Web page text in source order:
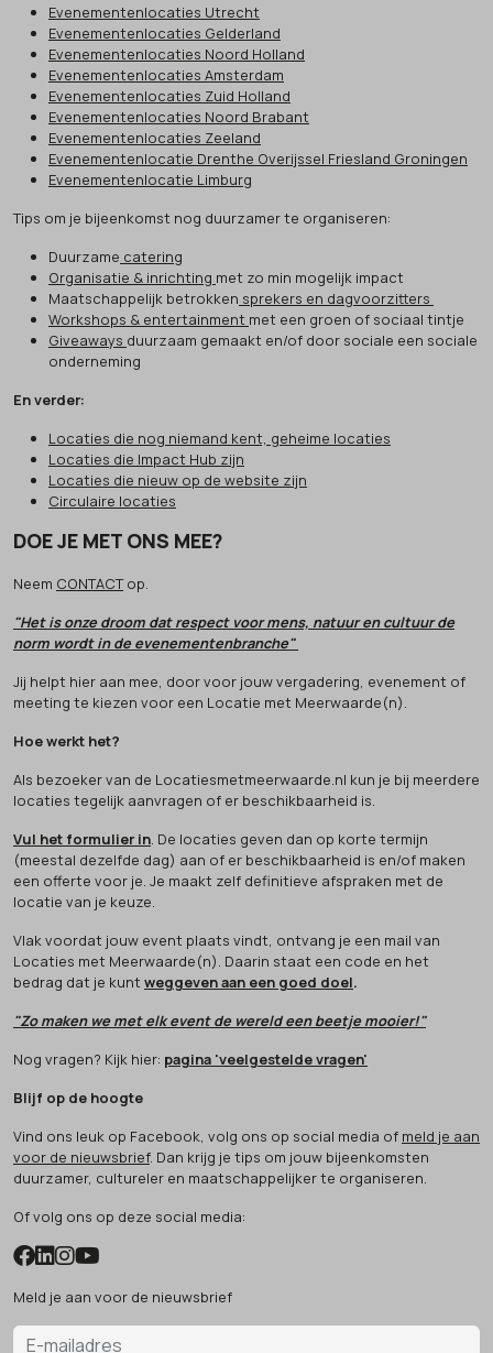
Evenementenlocaties Utrecht
Evenementenlocaties Gelderland
Evenementenlocaties Noord Holland
Evenementenlocaties Amsterdam
Evenementenlocaties Zuid Holland
Evenementenlocaties Noord Brabant
Evenementenlocaties Zeeland
Evenementenlocatie Drenthe Overijssel Friesland Groningen
Evenementenlocatie Limburg
Tips om je bijeenkomst nog duurzamer te organiseren:
Duurzame catering
Organisatie & inrichting met zo min mogelijk impact
Maatschappelijk betrokken sprekers en dagvoorzitters
Workshops & entertainment met een groen of sociaal tintje
Giveaways duurzaam gemaakt en/of door sociale een sociale
onderneming
En verder:
Locaties die nog niemand kent, geheime locaties
Locaties die Impact Hub zijn
Locaties die nieuw op de website zijn
Circulaire locaties
DOE JE MET ONS MEE?
Neem CONTACTop.
"Het is onze droom dat respect voor mens, natuur en cultuur de
norm wordt in de evenementenbranche"
Jij helpt hier aan mee, door voor jouw vergadering, evenement of
meeting te kiezen voor een Locatie met Meerwaarde(n).
Hoe werkt het?
Als bezoeker van de Locatiesmetmeerwaarde.nl kun je bij meerdere
locaties tegelijk aanvragen of er beschikbaarheid is.
Vul het formulier in. De locaties geven dan op korte termijn
(meestal dezelfde dag) aan of er beschikbaarheid is en/of maken
een offerte voor je. Je maakt zelf definitieve afspraken met de
locatie van je keuze.
Vlak voordat jouw event plaats vindt, ontvang je een mail van
Locaties met Meerwaarde(n). Daarin staat een code en het
bedrag dat je kunt weggeven aan een goed doel.
"Zo maken we met elk event de wereld een beetje mooier!"
Nog vragen? Kijk hier: pagina 'veelgestelde vragen'
Blijf op de hoogte
Vind ons leuk op Facebook, volg ons op social media of meld je aan
voor de nieuwsbrief. Dan krijg je tips om jouw bijeenkomsten
duurzamer, cultureler en maatschappelijker te organiseren.
Of volg ons op deze social media:
Meld je aan voor de nieuwsbrief